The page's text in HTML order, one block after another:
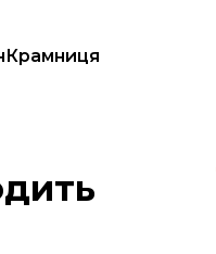
Крамниця